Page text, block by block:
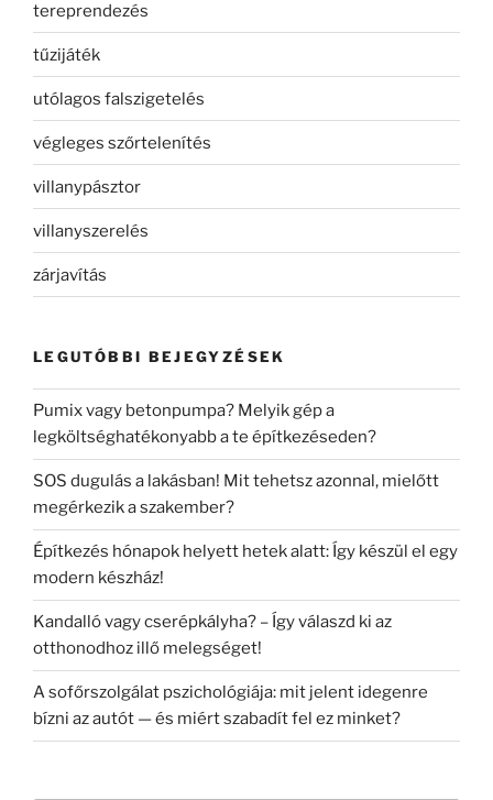
tereprendezés
tűzijáték
utólagos falszigetelés
végleges szőrtelenítés
villanypásztor
villanyszerelés
zárjavítás
LEGUTÓBBI BEJEGYZÉSEK
Pumix vagy betonpumpa? Melyik gép a
legköltséghatékonyabb a te építkezéseden?
SOS dugulás a lakásban! Mit tehetsz azonnal, mielőtt
megérkezik a szakember?
Építkezés hónapok helyett hetek alatt: Így készül el egy
modern készház!
Kandalló vagy cserépkályha? – Így válaszd ki az
otthonodhoz illő melegséget!
A sofőrszolgálat pszichológiája: mit jelent idegenre
bízni az autót — és miért szabadít fel ez minket?